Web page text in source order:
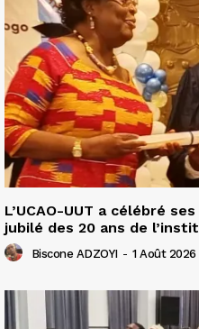
L’UCAO-UUT a célébré
jubilé des 20 ans de
Biscone ADZOYI - 1 Août 2026